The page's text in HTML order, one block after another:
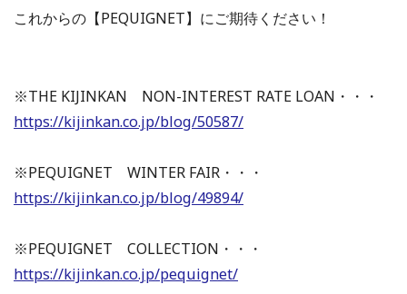
これからの【PEQUIGNET】にご期待ください！
※THE KIJINKAN NON-INTEREST RATE LOAN・・・
https://kijinkan.co.jp/blog/50587/
※PEQUIGNET WINTER FAIR・・・
https://kijinkan.co.jp/blog/49894/
※PEQUIGNET COLLECTION・・・
https://kijinkan.co.jp/pequignet/